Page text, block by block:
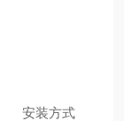
装方式